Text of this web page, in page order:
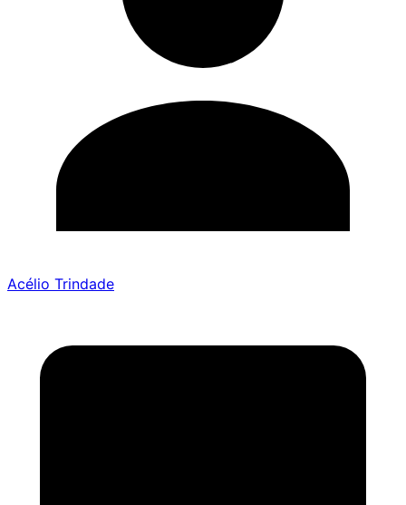
Acélio Trindade